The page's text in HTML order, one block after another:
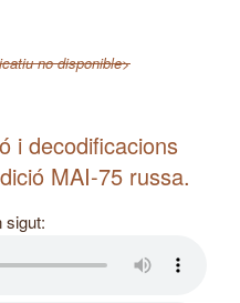
no disponible>
i decodificacions
MAI-75 russa.
sigut: